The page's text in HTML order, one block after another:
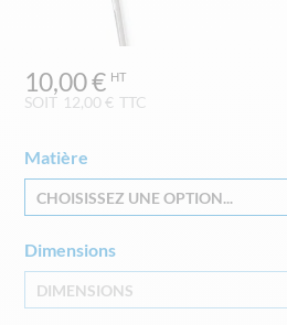
SOIT 12,00 € TTC
10,00 €
Matière
CHOISISSEZ UNE OPTION...
Dimensions
DIMENSIONS
to
the
the
gallery